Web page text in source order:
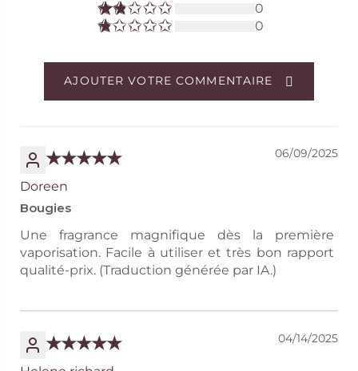
0
0
AJOUTER VOTRE COMMENTAIRE
06/09/2025
Doreen
Bougies
Une fragrance magnifique dès la première
vaporisation. Facile à utiliser et très bon rapport
qualité-prix. (Traduction générée par IA.)
04/14/2025